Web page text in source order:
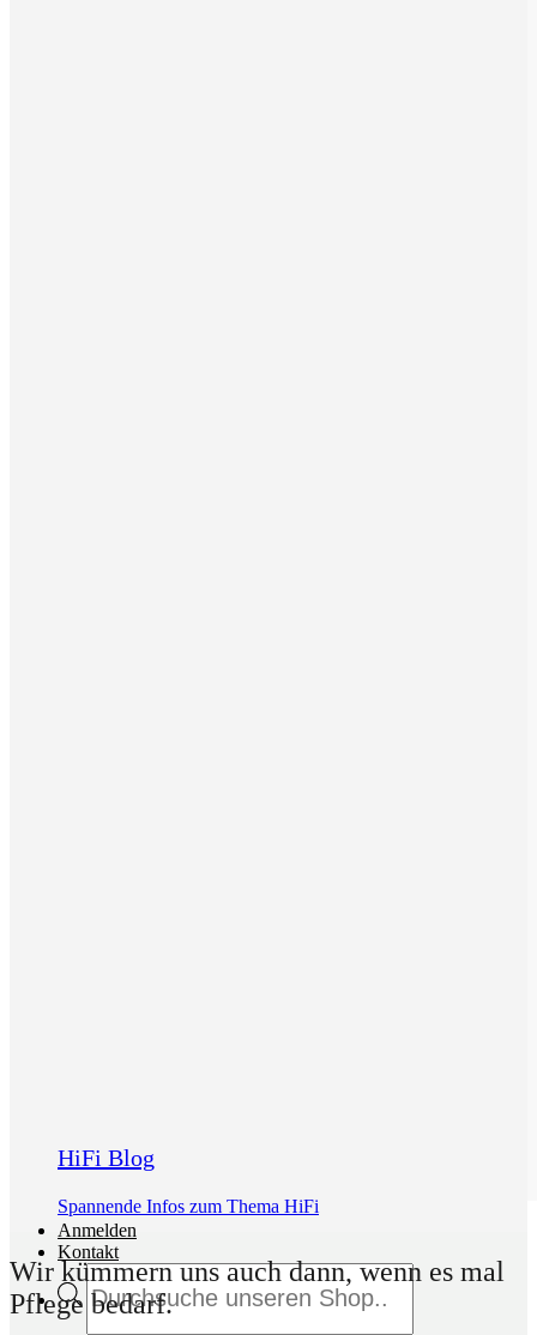
HiFi Blog
Spannende Infos zum Thema HiFi
Anmelden
Kontakt
Products
search
Wir kümmern uns auch dann, wenn es mal
Pflege bedarf.